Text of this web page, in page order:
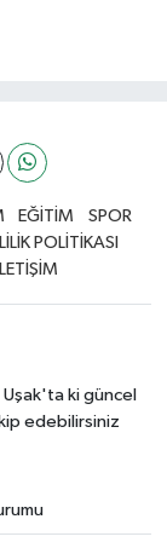
EĞİTİM
SPOR
POLİTİKASI
Uşak'ta ki güncel
edebilirsiniz